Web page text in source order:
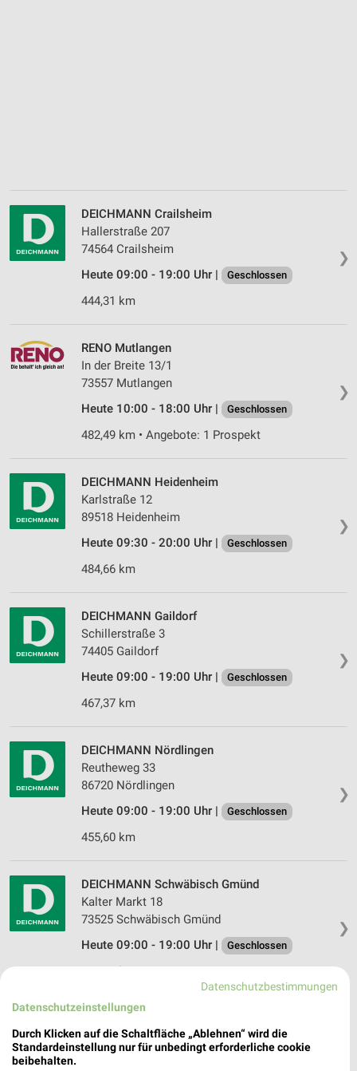
❯
DEICHMANN Crailsheim
Hallerstraße 207
74564 Crailsheim
Heute 09:00 - 19:00 Uhr |
Geschlossen
444,31 km
❯
RENO Mutlangen
In der Breite 13/1
73557 Mutlangen
Heute 10:00 - 18:00 Uhr |
Geschlossen
482,49 km • Angebote: 1 Prospekt
❯
DEICHMANN Heidenheim
Karlstraße 12
89518 Heidenheim
Heute 09:30 - 20:00 Uhr |
Geschlossen
484,66 km
❯
DEICHMANN Gaildorf
Schillerstraße 3
74405 Gaildorf
Heute 09:00 - 19:00 Uhr |
Geschlossen
467,37 km
❯
DEICHMANN Nördlingen
Reutheweg 33
86720 Nördlingen
Heute 09:00 - 19:00 Uhr |
Geschlossen
455,60 km
❯
DEICHMANN Schwäbisch Gmünd
Kalter Markt 18
73525 Schwäbisch Gmünd
Heute 09:00 - 19:00 Uhr |
Geschlossen
Dinkelsbühler Straße 20
91555 Feuchtwangen
Datenschutzbestimmungen
Datenschutzeinstellungen
Durch Klicken auf die Schaltfläche „Ablehnen“ wird die
Standardeinstellung nur für unbedingt erforderliche cookie
beibehalten.